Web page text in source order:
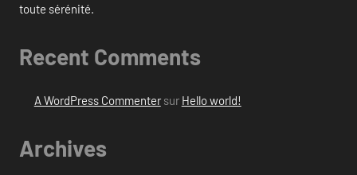
toute sérénité.
Recent Comments
A WordPress Commentersur Hello world!
Archives